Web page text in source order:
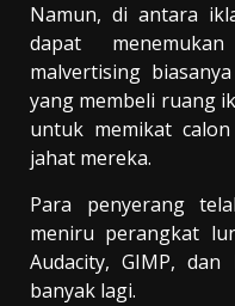
Namun, di antara
dapat
malvertising
yang membeli ruang
untuk memikat
jahat mereka.
Para penyerang
meniru perangkat
Audacity, GIMP,
banyak lagi.